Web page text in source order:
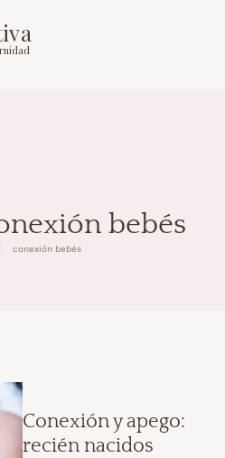
bebés
conexión bebés
Conexión y apego:
recién nacidos